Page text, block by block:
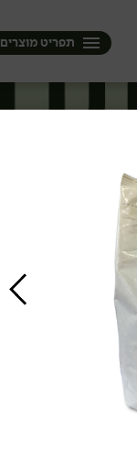
תפריט מוצרים